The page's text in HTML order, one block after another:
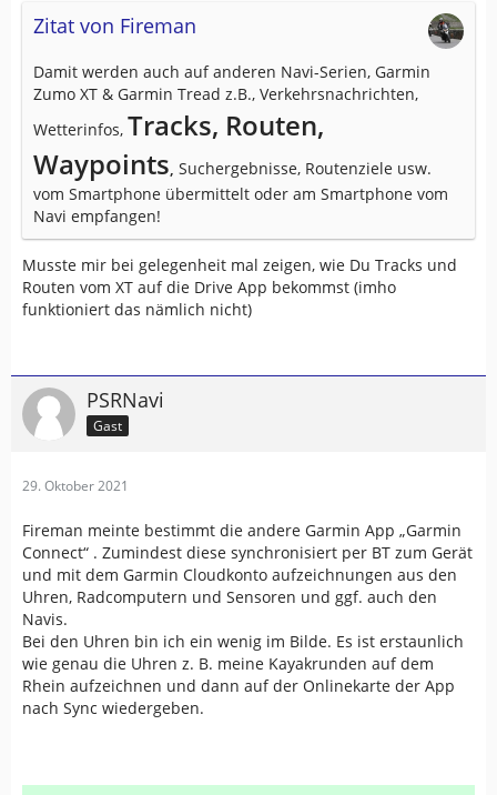
Zitat von Fireman
Damit werden auch auf anderen Navi-Serien, Garmin
Zumo XT & Garmin Tread z.B., Verkehrsnachrichten,
Wetterinfos, Tracks, Routen,
Waypoints, Suchergebnisse, Routenziele usw.
vom Smartphone übermittelt oder am Smartphone vom
Navi empfangen!
Musste mir bei gelegenheit mal zeigen, wie Du Tracks und
Routen vom XT auf die Drive App bekommst (imho
funktioniert das nämlich nicht)
PSRNavi
Gast
29. Oktober 2021
Fireman meinte bestimmt die andere Garmin App „Garmin
Connect“ . Zumindest diese synchronisiert per BT zum Gerät
und mit dem Garmin Cloudkonto aufzeichnungen aus den
Uhren, Radcomputern und Sensoren und ggf. auch den
Navis.
Bei den Uhren bin ich ein wenig im Bilde. Es ist erstaunlich
wie genau die Uhren z. B. meine Kayakrunden auf dem
Rhein aufzeichnen und dann auf der Onlinekarte der App
nach Sync wiedergeben.